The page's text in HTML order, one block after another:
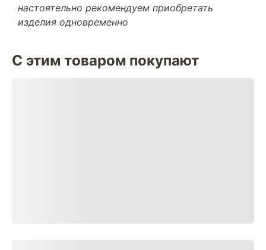
настоятельно рекомендуем приобретать
изделия одновременно
С этим товаром покупают